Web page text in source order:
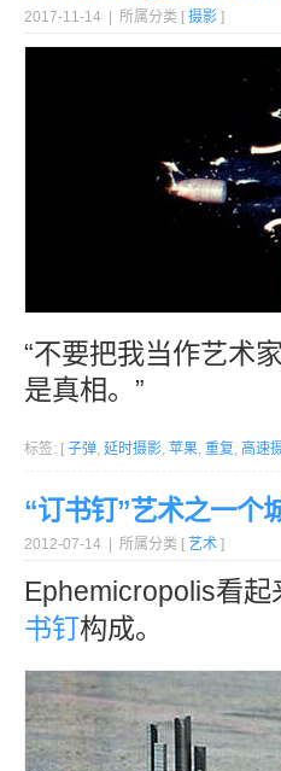
2017-11-14 | 所属分类 [ 摄影 ]
“不要把我当作艺术
是真相。”
标签: [ 子弹, 延时摄影, 苹果, 重复, 高速
“订书钉”艺术之一个
2012-07-14 | 所属分类 [ 艺术 ]
Ephemicropolis看
书钉构成。